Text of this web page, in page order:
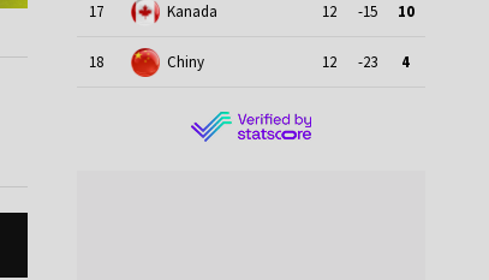
17 Kanada 12 -15 10
18 Chiny 12 -23 4